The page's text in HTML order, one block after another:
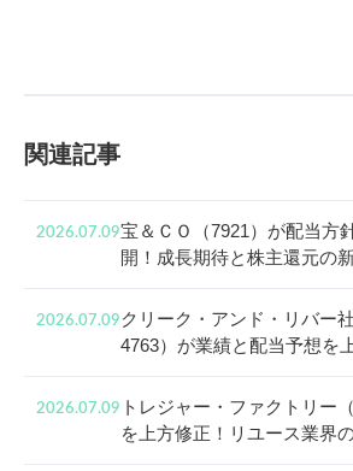
関連記事
2026.07.09宝＆ＣＯ（7921）が配当方
開！成長期待と株主還元の
2026.07.09 クリーク・アンド・リバー
4763）が業績と配当予想を
2026.07.09 トレジャー・ファクトリー
を上方修正！リユース業界